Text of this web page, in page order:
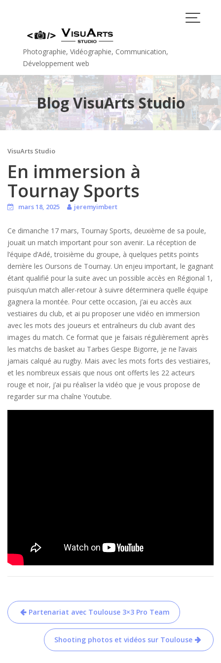
Photographie, Vidéographie, Communication,
Développement web
Blog VisuArts Studio
VisuArts Studio
En immersion à
Tournay Sports
mars 18, 2025 jeremyimbert
Ce dimanche 17 mars, Tournay Sports, deuxième de sa poule,
jouait un match important pour son avenir. La réception de
l’équipe d’Adé, troisième du groupe, à quelques petits points
derrière les Oursons de Tournay. Un enjeu important, le gagnant
étant qualifié pour la suite avec un possible accès en Régional 1,
puisqu’un match aller-retour à suivre déterminera quelle équipe
gagnera la montée. Pour cette occasion, j’ai eu accès aux
vestiaires du club, et ai pu proposer une vidéo en immersion
avec les mots des joueurs et entraîneurs du club avant des
images du match. Ce format que je faisais régulièrement après
les matchs de basket au Tarbes Gespe Bigorre, je ne l’avais
jamais calqué au rugby. Mais avec les mots forts des vestiaires,
et les nombreux essais que nous ont offerts les 22 acteurs
rouge et noir, j’ai pu réaliser la vidéo que je vous propose de
regarder sur ma chaîne Youtube.
Navigation
de
l’article
Partenariat avec Toulouse 3×3 Pro Team
Shooting photos et vidéos sur Toulouse